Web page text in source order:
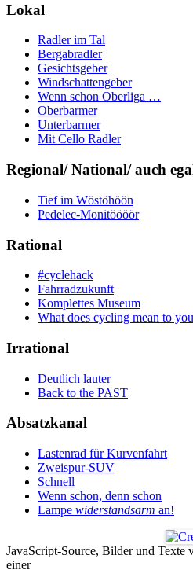
Lokal
Radler im Tal
Bergabradler
Gesichtsgeber
Windschattengeber
Wenn schon Oberliga …
Oberbarmer
Unterbarmer
Mit Cello Radler
Regional/ National/ auch
Tief im Wöstöhöön
Pedelec-Monitöööör
Rational
#cyclehack
Fahrradzukunft
Komplettes Museum
What does cycling mean to
Irrational
Deutlich lauter
Back to the PAST
Absatzkanal
Lastenrad für Kurvenfahrt
Zweispur-SUV
Schnell
Wenn schon, denn schon
Lampe widerstandsarm an!
JavaScript-Source, Bilder und Texte
einer